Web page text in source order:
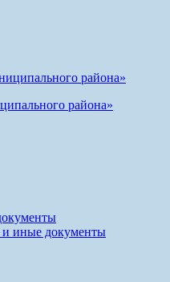
района»
и иные документы